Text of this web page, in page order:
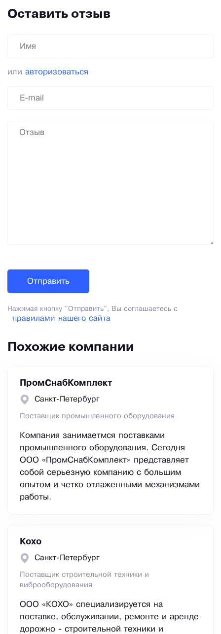
Оставить отзыв
или авторизоваться
Нажимая кнопку "Отправить", Вы соглашаетесь с
правилами нашего сайта
Похожие компании
ПромСнабКомплект
Санкт-Петербург
Поставщик промышленного оборудования
Компания занимаетмся поставками
промышленного оборудования. Сегодня
ООО «ПромСнабКомплект» представляет
собой серьезную компанию с большим
опытом и четко отлаженными механизмами
работы.
Кохо
Санкт-Петербург
Поставщик строительной техники и
виброоборудования
ООО «КОХО» специализируется на
поставке, обслуживании, ремонте и аренде
дорожно - строительной техники и